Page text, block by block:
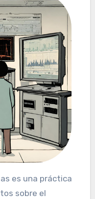
sobre el